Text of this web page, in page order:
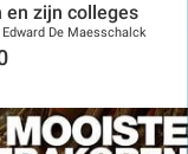
en zijn colleges
Edward De Maesschalck